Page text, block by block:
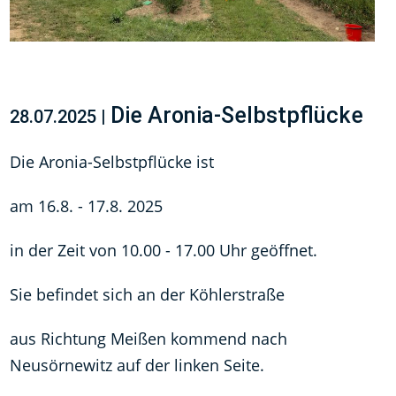
28.07.2025 | Die Aronia-Selbstpflücke
Die Aronia-Selbstpflücke ist
am 16.8. - 17.8. 2025
in der Zeit von 10.00 - 17.00 Uhr geöffnet.
Sie befindet sich an der Köhlerstraße
aus Richtung Meißen kommend nach
Neusörnewitz auf der linken Seite.